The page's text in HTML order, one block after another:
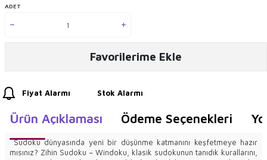
ADET
Favorilerime Ekle
Fiyat Alarmı Stok Alarmı
Ürün Açıklaması Ödeme Seçenekleri
Sudoku dünyasında yeni bir düşünme katmanını keşfetmeye hazır
mısınız? Zihin Sudoku – Windoku, klasik sudokunun tanıdık kurallarını,